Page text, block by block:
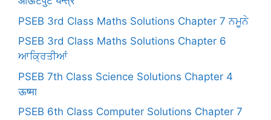
PSEB 3rd Class Maths Solutions Chapter 7 ਨਮੂਨੇ
PSEB 3rd Class Maths Solutions Chapter 6
ਆਕ੍ਰਿਤੀਆਂ
PSEB 7th Class Science Solutions Chapter 4
ऊष्मा
PSEB 6th Class Computer Solutions Chapter 7